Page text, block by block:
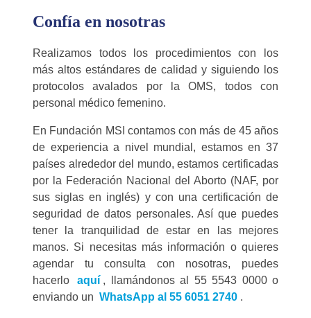
Confía en nosotras
Realizamos todos los procedimientos con los
más altos estándares de calidad y siguiendo los
protocolos avalados por la OMS, todos con
personal médico femenino.
En Fundación MSI contamos con más de 45 años
de experiencia a nivel mundial, estamos en 37
países alrededor del mundo, estamos certificadas
por la Federación Nacional del Aborto (NAF, por
sus siglas en inglés) y con una certificación de
seguridad de datos personales. Así que puedes
tener la tranquilidad de estar en las mejores
manos. Si necesitas más información o quieres
agendar tu consulta con nosotras, puedes
hacerlo
aquí , llamándonos al 55 5543 0000 o
enviando un WhatsApp al 55 6051 2740 .